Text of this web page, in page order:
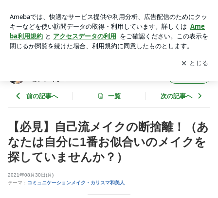
いのメイクを探していませんか？） | 決め手は1ミリ！ビ
ジネスコミュニケーションメイク®
アプリをダウンロードして ブログの更新通知
を受け取りまし
ょう。
開く
ョンメイク®
前の記事へ 一覧 次の記事へ
【必見】自己流メイクの断捨離！（あ
なたは自分に1番お似合いのメイクを
探していませんか？）
2021年08月30日(月)
テーマ： コミュニケーションメイク・カリスマ和美人